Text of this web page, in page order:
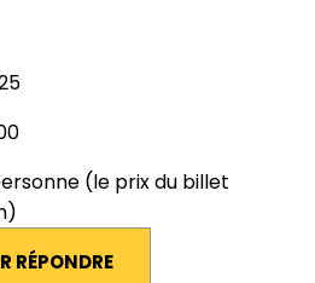
(le prix du billet
RÉPONDRE